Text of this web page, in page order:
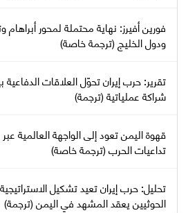
فورين أفيرز: نهاية محتملة لمحور أبراهام
ودول الخليج (ترجمة خاصة)
تقرير: حرب إيران تحوّل العلاقات الدفاعية
شراكة عملياتية (ترجمة)
قهوة اليمن تعود إلى الواجهة العالمية
تداعيات الحرب (ترجمة خاصة)
تحليل: حرب إيران تعيد تشكيل
الحوثيين يعقد المشهد في اليمن (ترجمة)